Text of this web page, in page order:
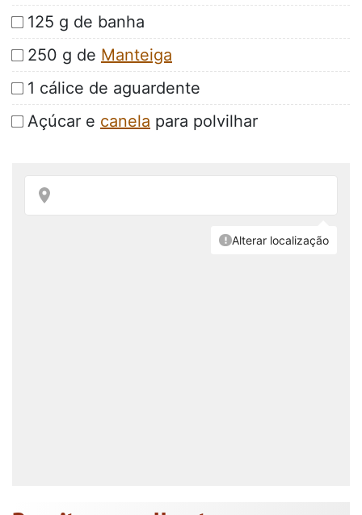
125 g de banha
250 g de Manteiga
1 cálice de aguardente
Açúcar e canela para polvilhar